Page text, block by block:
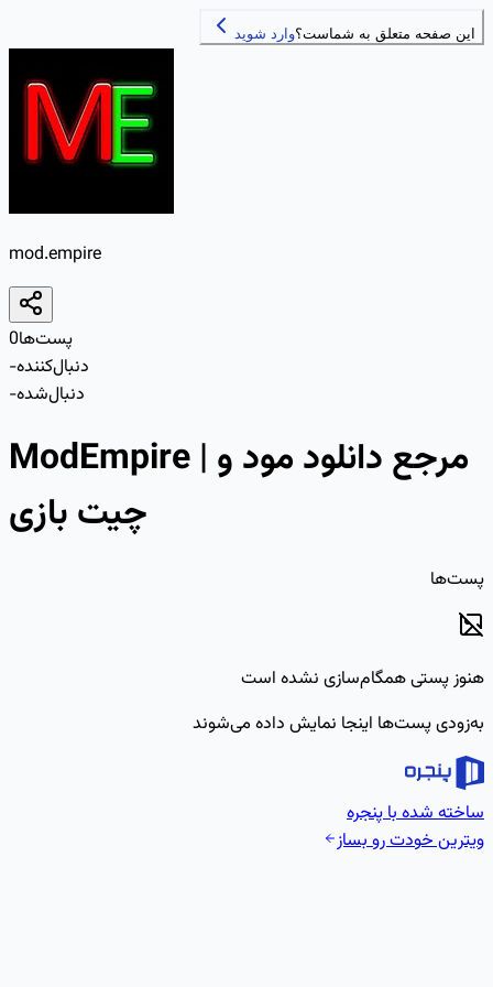
این صفحه متعلق به شماست؟وارد شوید
mod.empire
0پست‌ها
-دنبال‌کننده
-دنبال‌شده
ModEmpire | مرجع دانلود مود و
چیت بازی
پست‌ها
هنوز پستی همگام‌سازی نشده است
به‌زودی پست‌ها اینجا نمایش داده می‌شوند
ساخته شده با پنجره
ویترین خودت رو بساز